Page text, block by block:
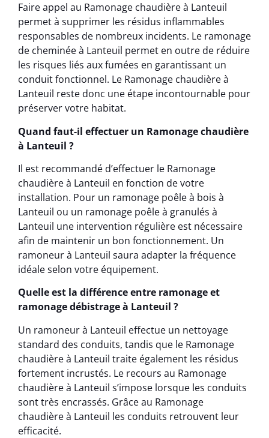
Faire appel au Ramonage chaudière à Lanteuil
permet à supprimer les résidus inflammables
responsables de nombreux incidents. Le ramonage
de cheminée à Lanteuil permet en outre de réduire
les risques liés aux fumées en garantissant un
conduit fonctionnel. Le Ramonage chaudière à
Lanteuil reste donc une étape incontournable pour
préserver votre habitat.
Quand faut-il effectuer un Ramonage chaudière
à Lanteuil ?
Il est recommandé d’effectuer le Ramonage
chaudière à Lanteuil en fonction de votre
installation. Pour un ramonage poêle à bois à
Lanteuil ou un ramonage poêle à granulés à
Lanteuil une intervention régulière est nécessaire
afin de maintenir un bon fonctionnement. Un
ramoneur à Lanteuil saura adapter la fréquence
idéale selon votre équipement.
Quelle est la différence entre ramonage et
ramonage débistrage à Lanteuil ?
Un ramoneur à Lanteuil effectue un nettoyage
standard des conduits, tandis que le Ramonage
chaudière à Lanteuil traite également les résidus
fortement incrustés. Le recours au Ramonage
chaudière à Lanteuil s’impose lorsque les conduits
sont très encrassés. Grâce au Ramonage
chaudière à Lanteuil les conduits retrouvent leur
efficacité.